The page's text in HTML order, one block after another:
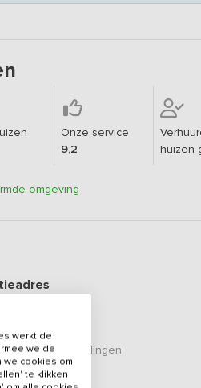
Onze service
9,2
huizen
omgeving
van24 beoordelingen
werkt de
we de
cookies om
te klikken